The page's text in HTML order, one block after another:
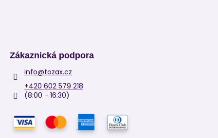
Zákaznická podpora
info@tozax.cz
+420 602 579 218
(8:00 - 16:30)